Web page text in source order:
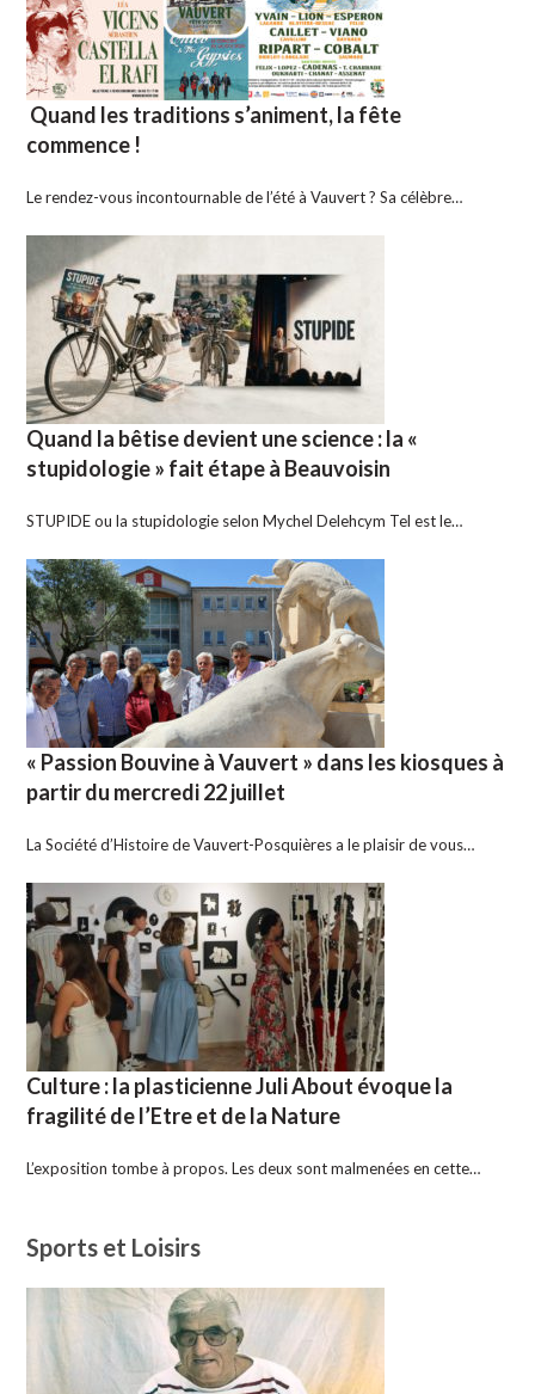
Quand les traditions s’animent, la fête
commence !
Le rendez-vous incontournable de l’été à Vauvert ? Sa célèbre…
Quand la bêtise devient une science : la «
stupidologie » fait étape à Beauvoisin
STUPIDE ou la stupidologie selon Mychel Delehcym Tel est le…
« Passion Bouvine à Vauvert » dans les kiosques à
partir du mercredi 22 juillet
La Société d’Histoire de Vauvert-Posquières a le plaisir de vous…
Culture : la plasticienne Juli About évoque la
fragilité de l’Etre et de la Nature
L’exposition tombe à propos. Les deux sont malmenées en cette…
Sports et Loisirs